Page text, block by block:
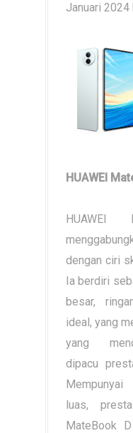
Januari 2024
HUAWEI
dengan ciri
Ia berdiri
besar,
ideal, yang
yang
dipacu
luas,
MateBook